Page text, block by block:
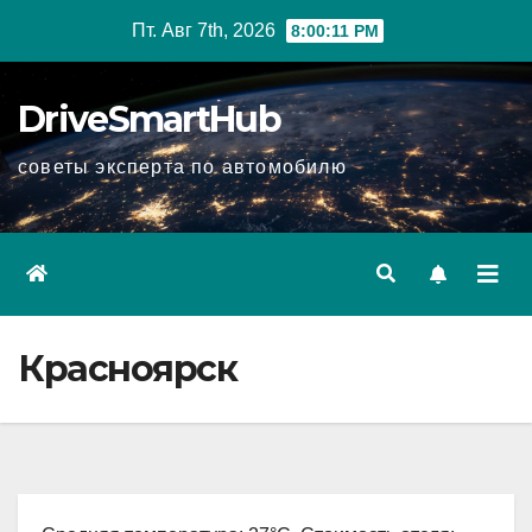
Пт. Авг 7th, 2026 8:00:12 PM
DriveSmartHub
советы эксперта по автомобилю
Красноярск